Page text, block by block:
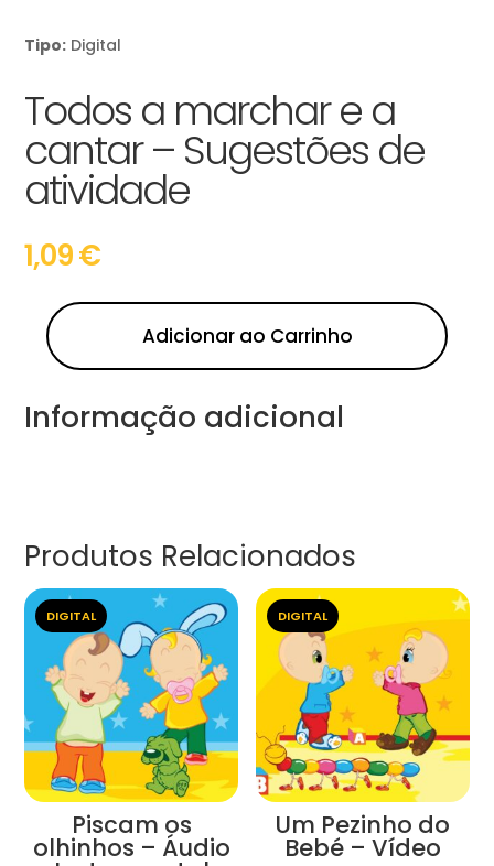
Tipo: Digital
Todos a marchar e a
cantar – Sugestões de
atividade
1,09€
Adicionar ao Carrinho
Informação adicional
Produtos Relacionados
DIGITAL
Piscam os
olhinhos – Áudio
DIGITAL
Um Pezinho do
Bebé – Vídeo